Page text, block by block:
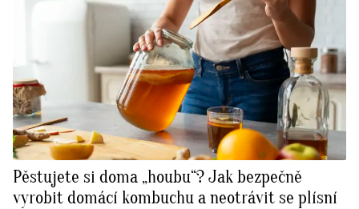
Pěstujete si doma „houbu“? Jak bezpečně
vyrobit domácí kombuchu a neotrávit se plísní